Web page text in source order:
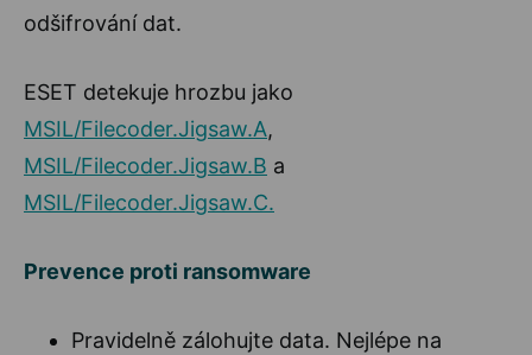
odšifrování dat.
ESET detekuje hrozbu jako
MSIL/Filecoder.Jigsaw.A,
MSIL/Filecoder.Jigsaw.B a
MSIL/Filecoder.Jigsaw.C.
Prevence proti ransomware
Pravidelně zálohujte data. Nejlépe na